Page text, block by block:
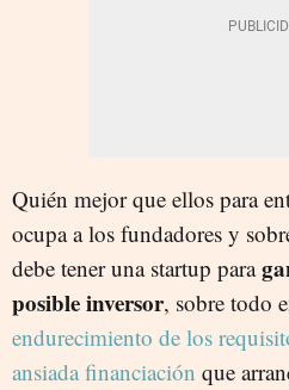
Quién mejor que ellos para
ocupa a los fundadores y
debe tener una startup para
posible inversor, sobre todo
endurecimiento de los
ansiada financiación que